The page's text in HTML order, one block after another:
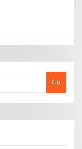
Go